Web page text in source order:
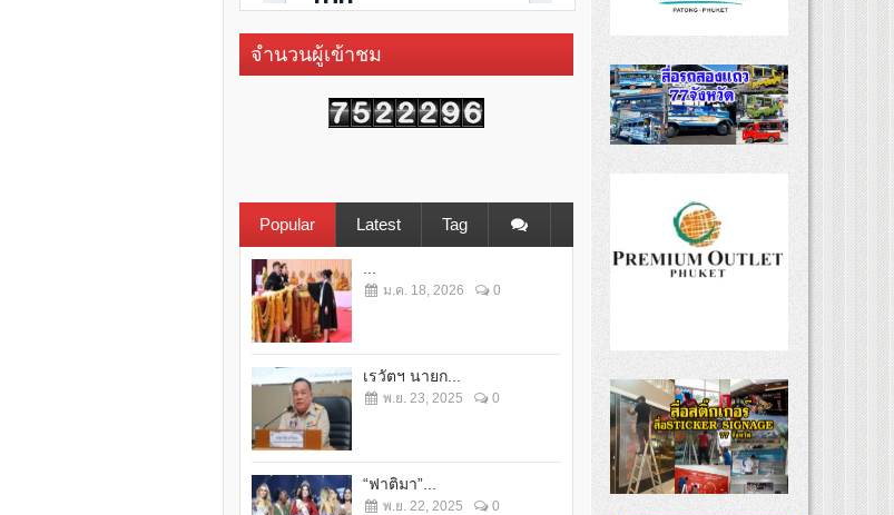
จำนวนผู้เข้าชม
Popular Latest Tag
ม.ค. 18, 2026 0
เรวัตฯ นายก...
พ.ย. 23, 2025 0
“ฟาติมา”...
พ.ย. 22, 2025 0